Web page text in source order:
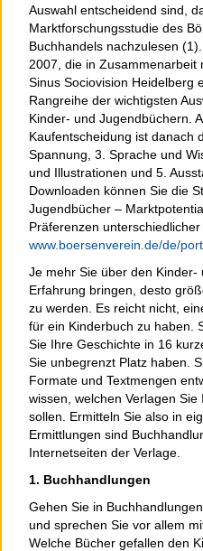
Auswahl entscheidend sind,
Marktforschungsstudie des
Buchhandels nachzulesen
2007, die in Zusammenarbeit
Sinus Sociovision Heidelberg
Rangreihe der wichtigsten
Kinder- und Jugendbüchern.
Kaufentscheidung ist danach
Spannung, 3. Sprache und
und Illustrationen und 5.
Downloaden können Sie die
Jugendbücher –
Präferenzen
www.boersenverein.de/de/
Je mehr Sie über den Kinder-
Erfahrung bringen, desto
zu werden. Es reicht nicht,
für ein Kinderbuch zu haben.
Sie Ihre Geschichte in 16
Sie unbegrenzt Platz haben.
Formate und Textmengen
wissen, welchen Verlagen
sollen. Ermitteln Sie also in
Ermittlungen sind
Internetseiten der Verlage.
1. Buchhandlungen
Gehen Sie in
und sprechen Sie vor allem
Welche Bücher gefallen den